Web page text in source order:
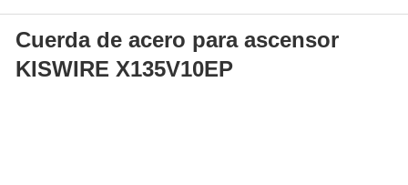
acero para ascensor Cuerda de acero para ascensor KISWIRE
X135V10EP
Cuerda de acero para ascensor
KISWIRE X135V10EP